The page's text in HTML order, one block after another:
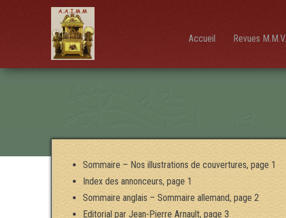
AAIMM
Association
des
Instruments
et de la
Musique
Mécanique
Accueil Revues M.M.V.
Sommaire – Nos illustrations de couvertures, page 1
Index des annonceurs, page 1
Sommaire anglais – Sommaire allemand, page 2
Editorial par Jean-Pierre Arnault, page 3